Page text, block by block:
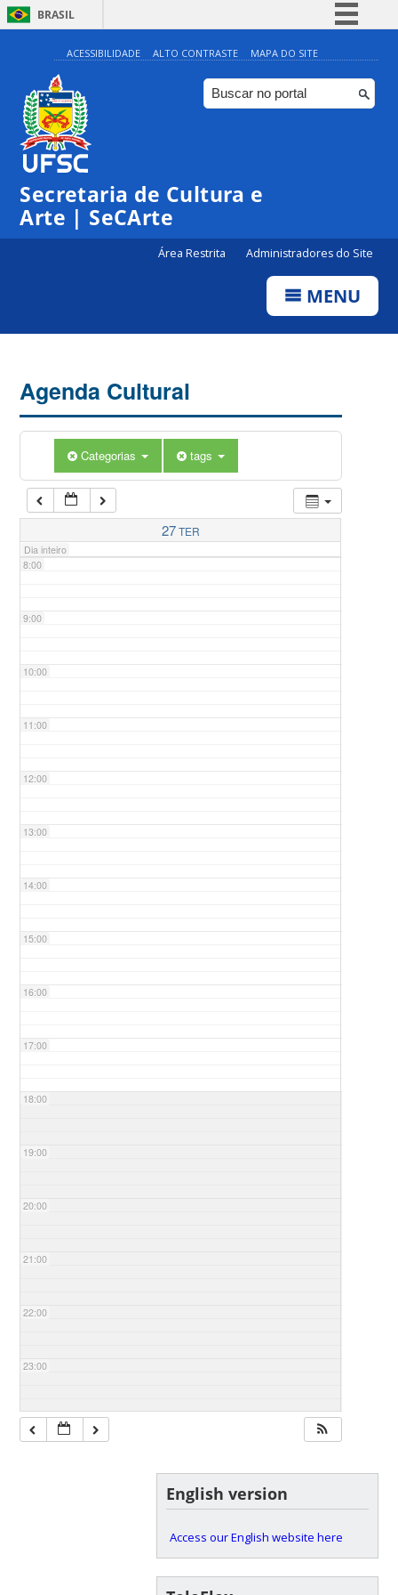
BRASIL
Simplifique!
Comunica BR
Participe
ACESSIBILIDADE ALTO CONTRASTE MAPA DO SITE
Secretaria de Cultura e
Arte | SeCArte
Área Restrita Administradores do Site
MENU
Agenda Cultural
Categorias tags
27TER
Dia inteiro
0:00
1:00
5:00
7:00
8:00
9:00
10:00
11:00
12:00
13:00
14:00
15:00
16:00
17:00
18:00
19:00
20:00
21:00
22:00
23:00
English version
Access our English website here